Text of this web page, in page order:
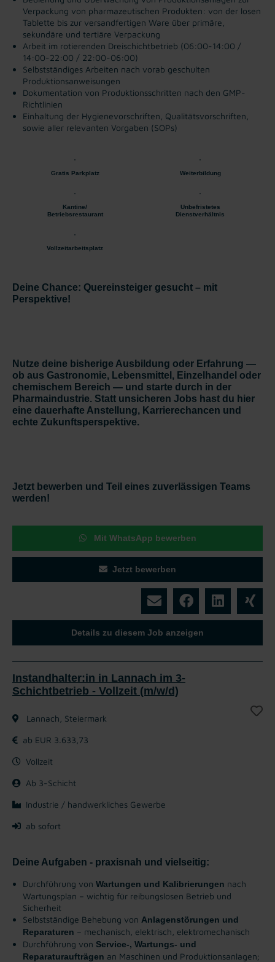
Verpackung von pharmazeutischen Produkten: von der losen
Tablette bis zur versandfertigen Ware über primäre,
sekundäre und tertiäre Verpackung
Arbeit im rotierenden Dreischichtbetrieb (06:00-14:00 /
14:00-22:00 / 22:00-06:00)
Selbstständiges Arbeiten nach vorab geschulten
Produktionsanweisungen
Dokumentation von Produktionsschritten nach den GMP-
Richtlinien
Einhaltung der Hygienevorschriften, Qualitätsvorschriften,
sowie aller relevanten Vorgaben (SOPs)
Gratis Parkplatz Weiterbildung
Kantine/
Betriebsrestaurant
Unbefristetes
Dienstverhältnis
Vollzeitarbeitsplatz
Deine Chance: Quereinsteiger gesucht – mit
Perspektive!
Nutze deine bisherige Ausbildung oder Erfahrung —
ob aus Gastronomie, Lebensmittel, Einzelhandel oder
chemischem Bereich — und starte durch in der
Pharmaindustrie. Statt unsicheren Jobs hast du hier
eine dauerhafte Anstellung, Karrierechancen und
echte Zukunftsperspektive.
Jetzt bewerben und Teil eines zuverlässigen Teams
werden!
Mit WhatsApp bewerben
Jetzt bewerben
Details zu diesem Job anzeigen
Instandhalter:in in Lannach im 3-
Schichtbetrieb - Vollzeit (m/w/d)
Lannach, Steiermark
ab EUR 3.633,73
Vollzeit
Ab 3-Schicht
Industrie / handwerkliches Gewerbe
ab sofort
Deine Aufgaben - praxisnah und vielseitig:
Durchführung von Wartungen und Kalibrierungen nach
Wartungsplan – wichtig für reibungslosen Betrieb und
Sicherheit
Selbstständige Behebung von Anlagenstörungen und
Reparaturen – mechanisch, elektrisch, elektromechanisch
Durchführung von Service-, Wartungs- und
Reparaturaufträgen an Maschinen und Produktionsanlagen;